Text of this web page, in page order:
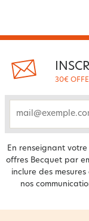
30€
En renseignant
offres Becquet par
inclure des
nos